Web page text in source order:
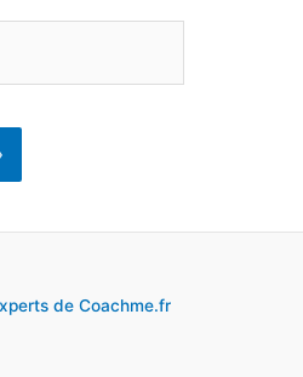
de Coachme.fr